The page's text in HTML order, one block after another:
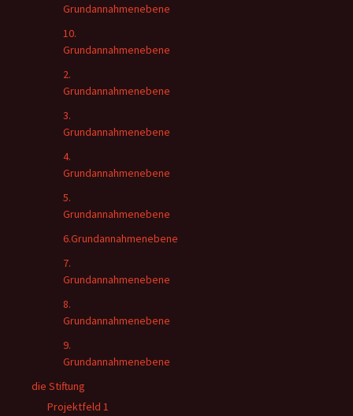
Grundannahmenebene
10.
Grundannahmenebene
2.
Grundannahmenebene
3.
Grundannahmenebene
4.
Grundannahmenebene
5.
Grundannahmenebene
6.Grundannahmenebene
7.
Grundannahmenebene
8.
Grundannahmenebene
9.
Grundannahmenebene
die Stiftung
Projektfeld 1